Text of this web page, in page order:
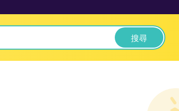
搜尋